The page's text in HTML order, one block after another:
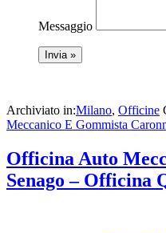
Messaggio
Archiviato in:Milano, Officine
Meccanico E Gommista
Officina Auto
Senago – Officina